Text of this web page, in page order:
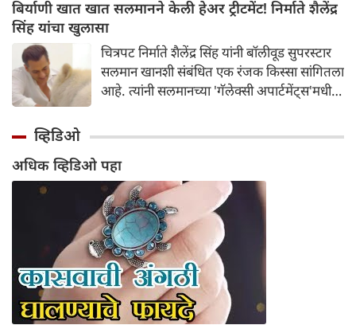
आंबोली पोलिसांनी गुन्हा दाखल करून तपास सुरू
केला आहे.
बिर्याणी खात खात सलमानने केली हेअर ट्रीटमेंट! निर्माते शैलेंद्र
सिंह यांचा खुलासा
चित्रपट निर्माते शैलेंद्र सिंह यांनी बॉलीवूड सुपरस्टार
सलमान खानशी संबंधित एक रंजक किस्सा सांगितला
आहे. त्यांनी सलमानच्या 'गॅलेक्सी अपार्टमेंट्स'मधील
होता. शैलेंद्र सिंह यांनी नमूद केले की ही घटना त्या
काळातील आहे जेव्हा त्यांची आणि सलमानची घट्ट
मैत्री होती; त्यावेळी ते दर सोमवारी रात्री एकत्र पार्टी
करायचे. संभाषणादरम्यान, त्यांनी सांगितले की
सलमानला जेवताना आरशात स्वतःला पाहण्याची
एक वेगळी सवय होती.
व्हिडिओ
अधिक व्हिडिओ पहा